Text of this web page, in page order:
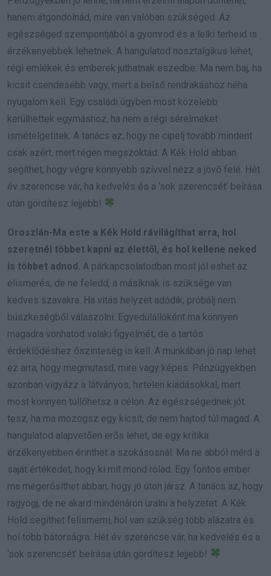
hanem átgondolnád, mire van valóban szükséged. Az
egészséged szempontjából a gyomrod és a lelki terheid is
érzékenyebbek lehetnek. A hangulatod nosztalgikus lehet,
régi emlékek és emberek juthatnak eszedbe. Ma nem baj, ha
kicsit csendesebb vagy, mert a belső rendrakáshoz néha
nyugalom kell. Egy családi ügyben most közelebb
kerülhettek egymáshoz, ha nem a régi sérelmeket
ismételgetitek. A tanács az, hogy ne cipelj tovább mindent
csak azért, mert régen megszoktad. A Kék Hold abban
segíthet, hogy végre könnyebb szívvel nézz a jövő felé. Hét
év szerencse vár, ha kedvelés és a ‘sok szerencsét’ beírása
után gördítesz lejjebb!
Oroszlán-Ma este a Kék Hold rávilágíthat arra, hol
szeretnél többet kapni az élettől, és hol kellene neked
is többet adnod. A párkapcsolatodban most jól eshet az
elismerés, de ne feledd, a másiknak is szüksége van
kedves szavakra. Ha vitás helyzet adódik, próbálj nem
büszkeségből válaszolni. Egyedülállóként ma könnyen
magadra vonhatod valaki figyelmét, de a tartós
érdeklődéshez őszinteség is kell. A munkában jó nap lehet
ez arra, hogy megmutasd, mire vagy képes. Pénzügyekben
azonban vigyázz a látványos, hirtelen kiadásokkal, mert
most könnyen túllőhetsz a célon. Az egészségednek jót
tesz, ha ma mozogsz egy kicsit, de nem hajtod túl magad. A
hangulatod alapvetően erős lehet, de egy kritika
érzékenyebben érinthet a szokásosnál. Ma ne abból mérd a
saját értékedet, hogy ki mit mond rólad. Egy fontos ember
ma megerősíthet abban, hogy jó úton jársz. A tanács az, hogy
ragyogj, de ne akard mindenáron uralni a helyzetet. A Kék
Hold segíthet felismerni, hol van szükség több alázatra és
hol több bátorságra. Hét év szerencse vár, ha kedvelés és a
‘sok szerencsét’ beírása után gördítesz lejjebb!